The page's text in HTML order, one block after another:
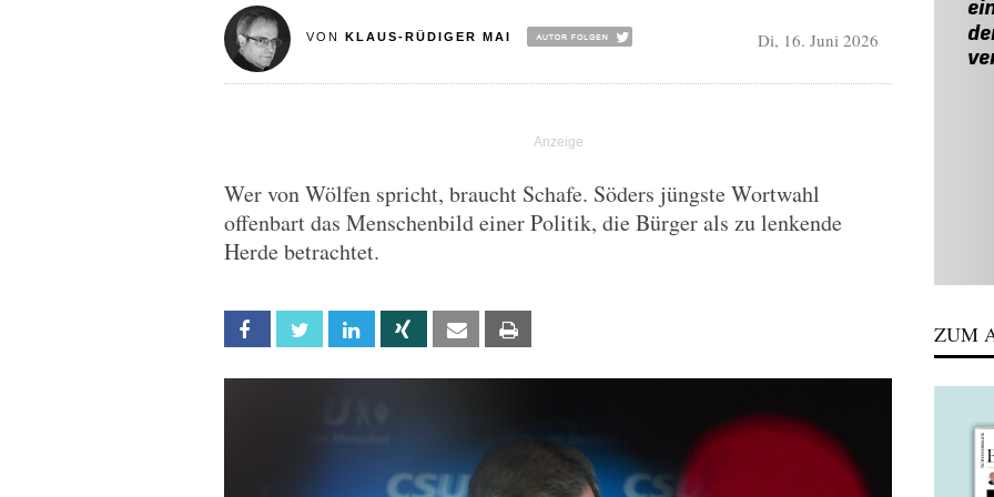
VON KLAUS-RÜDIGER MAI Di, 16. Juni 2026
Wer von Wölfen spricht, braucht Schafe. Söders jüngste Wortwahl
offenbart das Menschenbild einer Politik, die Bürger als zu lenkende
Herde betrachtet.
Facebook Twitter Linkedin Xing Email ZUM